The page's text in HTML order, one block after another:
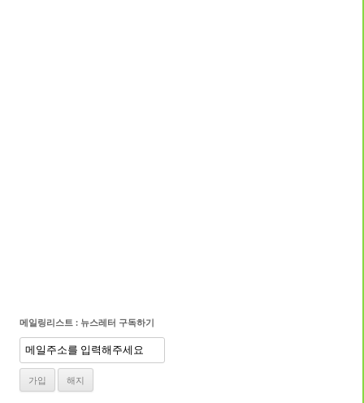
메일링리스트 : 뉴스레터 구독하기